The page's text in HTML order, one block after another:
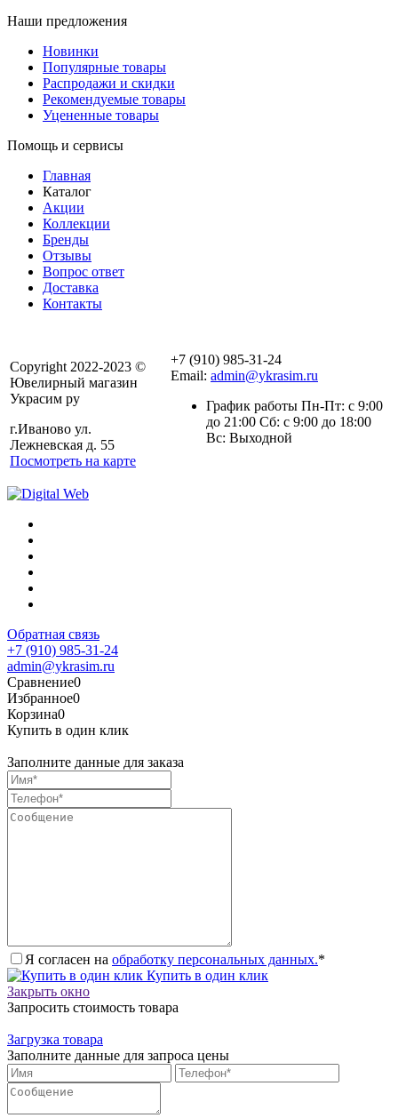
Наши предложения
Новинки
Популярные товары
Распродажи и скидки
Рекомендуемые товары
Уцененные товары
Помощь и сервисы
Главная
Каталог
Акции
Коллекции
Бренды
Отзывы
Вопрос ответ
Доставка
Контакты
Copyright 2022-2023 ©
Ювелирный магазин
Украсим ру
г.Иваново ул.
Лежневская д. 55
Посмотреть на карте
+7 (910) 985-31-24
Email: admin@ykrasim.ru
График работы Пн-Пт: с 9:00
до 21:00 Сб: с 9:00 до 18:00
Вс: Выходной
Обратная связь
+7 (910) 985-31-24
admin@ykrasim.ru
Сравнение0
Избранное0
Корзина0
Купить в один клик
Заполните данные для заказа
Я согласен на обработку персональных данных.*
Купить в один клик
Закрыть окно
Запросить стоимость товара
Загрузка товара
Заполните данные для запроса цены